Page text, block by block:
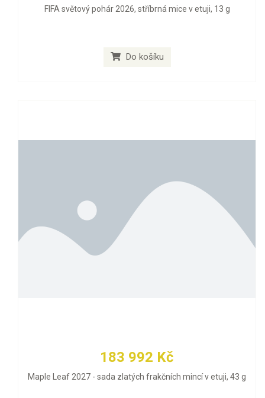
FIFA světový pohár 2026, stříbrná mice v etuji, 13 g
Do košíku
183 992 Kč
Maple Leaf 2027 - sada zlatých frakčních mincí v etuji, 43 g